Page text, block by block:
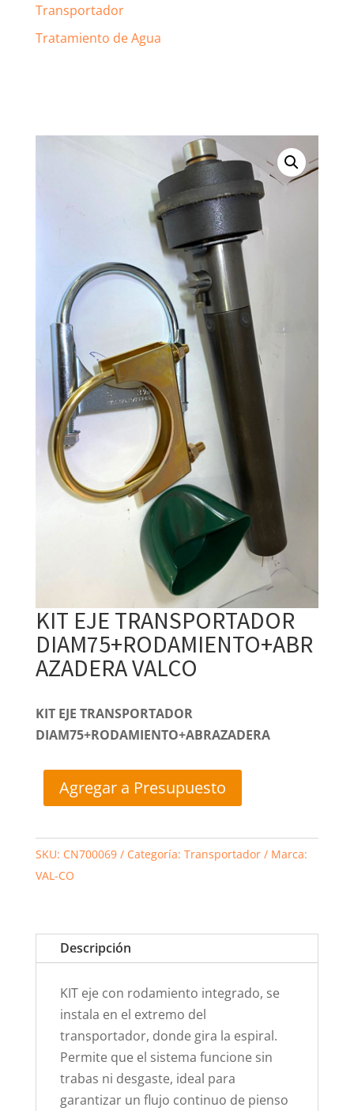
Transportador
Tratamiento de Agua
KIT EJE TRANSPORTADOR
DIAM75+RODAMIENTO+ABR
AZADERA VALCO
KIT EJE TRANSPORTADOR
DIAM75+RODAMIENTO+ABRAZADERA
Agregar a Presupuesto
SKU: CN700069 Categoría: Transportador
Marca:
VAL-CO
Descripción
KIT eje con rodamiento integrado, se
instala en el extremo del
transportador, donde gira la espiral.
Permite que el sistema funcione sin
trabas ni desgaste, ideal para
garantizar un flujo continuo de pienso